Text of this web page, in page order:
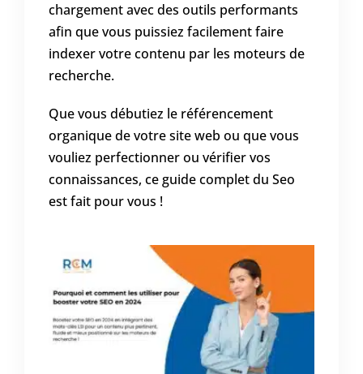
chargement avec des outils performants
afin que vous puissiez facilement faire
indexer votre contenu par les moteurs de
recherche.
Que vous débutiez le référencement
organique de votre site web ou que vous
vouliez perfectionner ou vérifier vos
connaissances, ce guide complet du Seo
est fait pour vous !